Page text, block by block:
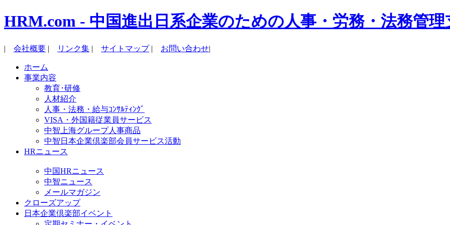
HRM.com - 中国進出日系企業のための人事・労務・法務管理
| 会社概要 | リンク集 | サイトマップ| お問い合わせ|
ホーム
事業内容
教育･研修
人材紹介
人事・法務・給与ｺﾝｻﾙﾃｨﾝｸﾞ
VISA・外国籍従業員サービス
中智上海グループ人事商品
中智日本企業倶楽部会員サービス活動
HRニュース
中国HRニュース
中智ニュース
メールマガジン
クローズアップ
日本企業倶楽部イベント